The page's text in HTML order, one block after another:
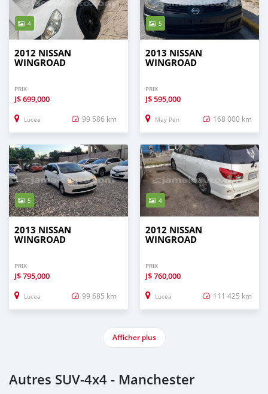
4
2012 NISSAN
WINGROAD
PRIX
J$699,000
Lucea 99 586 km
5
2013 NISSAN
WINGROAD
PRIX
J$595,000
May Pen 168 000 km
5
2013 NISSAN
WINGROAD
PRIX
J$795,000
Lucea 99 685 km
4
2012 NISSAN
WINGROAD
PRIX
J$760,000
Lucea 111 425 km
Afficher plus
Autres SUV‒4x4 - Manchester